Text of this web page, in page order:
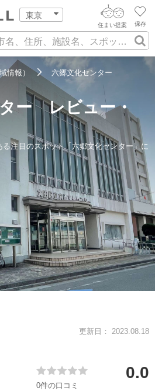
東京
保存
住まい提案
る
の提案
情報） 六郷文化センター
ー レビュー・
注目のスポット「六郷文化センター」に
更新日： 2023.08.18
0.0
0件の口コミ